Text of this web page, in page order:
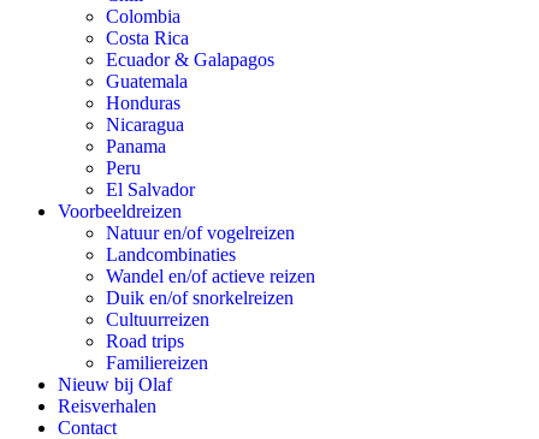
Colombia
Costa Rica
Ecuador & Galapagos
Guatemala
Honduras
Nicaragua
Panama
Peru
El Salvador
Voorbeeldreizen
Natuur en/of vogelreizen
Landcombinaties
Wandel en/of actieve reizen
Duik en/of snorkelreizen
Cultuurreizen
Road trips
Familiereizen
Nieuw bij Olaf
Reisverhalen
Contact